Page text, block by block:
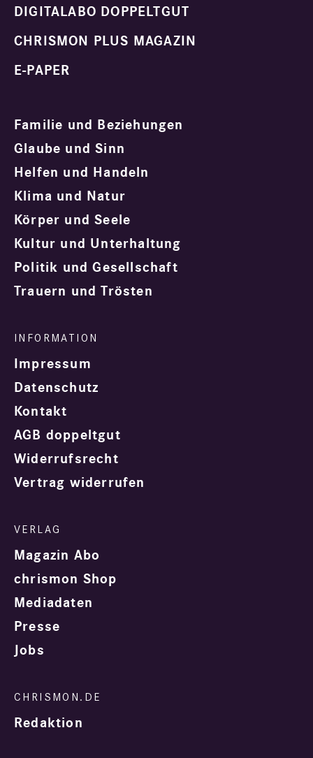
DIGITALABO DOPPELTGUT
CHRISMON PLUS MAGAZIN
E-PAPER
Familie und Beziehungen
Glaube und Sinn
Helfen und Handeln
Klima und Natur
Körper und Seele
Kultur und Unterhaltung
Politik und Gesellschaft
Trauern und Trösten
Impressum
Datenschutz
Kontakt
AGB doppeltgut
Widerrufsrecht
Vertrag widerrufen
Magazin Abo
chrismon Shop
Mediadaten
Presse
Jobs
Redaktion